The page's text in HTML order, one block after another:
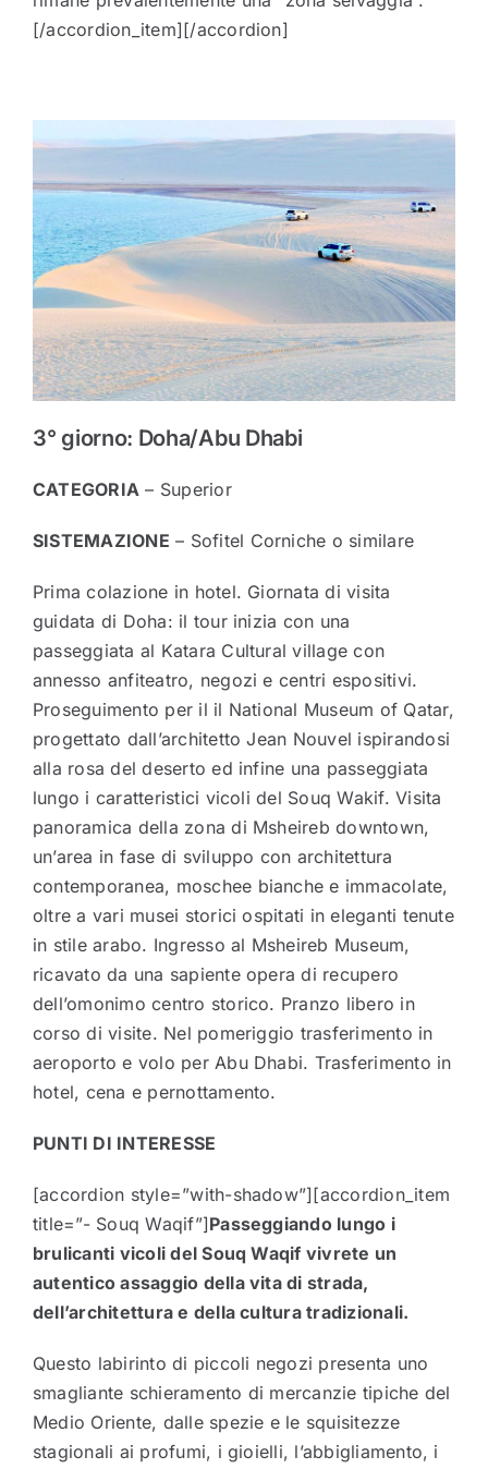
[/accordion_item][/accordion]
3° giorno: Doha/Abu Dhabi
CATEGORIA – Superior
SISTEMAZIONE – Sofitel Corniche o similare
Prima colazione in hotel. Giornata di visita
guidata di Doha: il tour inizia con una
passeggiata al Katara Cultural village con
annesso anfiteatro, negozi e centri espositivi.
Proseguimento per il il National Museum of Qatar,
progettato dall’architetto Jean Nouvel ispirandosi
alla rosa del deserto ed infine una passeggiata
lungo i caratteristici vicoli del Souq Wakif. Visita
panoramica della zona di Msheireb downtown,
un’area in fase di sviluppo con architettura
contemporanea, moschee bianche e immacolate,
oltre a vari musei storici ospitati in eleganti tenute
in stile arabo. Ingresso al Msheireb Museum,
ricavato da una sapiente opera di recupero
dell’omonimo centro storico. Pranzo libero in
corso di visite. Nel pomeriggio trasferimento in
aeroporto e volo per Abu Dhabi. Trasferimento in
hotel, cena e pernottamento.
PUNTI DI INTERESSE
[accordion style=”with-shadow”][accordion_item
title=”- Souq Waqif”]Passeggiando lungo i
brulicanti vicoli del Souq Waqif vivrete un
autentico assaggio della vita di strada,
dell’architettura e della cultura tradizionali.
Questo labirinto di piccoli negozi presenta uno
smagliante schieramento di mercanzie tipiche del
Medio Oriente, dalle spezie e le squisitezze
stagionali ai profumi, i gioielli, l’abbigliamento, i